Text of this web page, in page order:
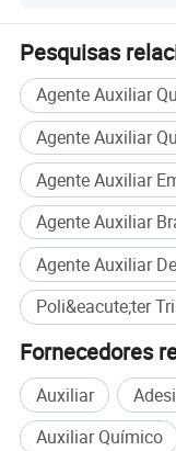
Pesquisas
Agente Auxiliar
Agente Auxiliar
Agente Auxiliar
Agente Auxiliar
Agente Auxiliar
Poli&eacute;ter
Fornecedores
Auxiliar
Auxiliar Químico